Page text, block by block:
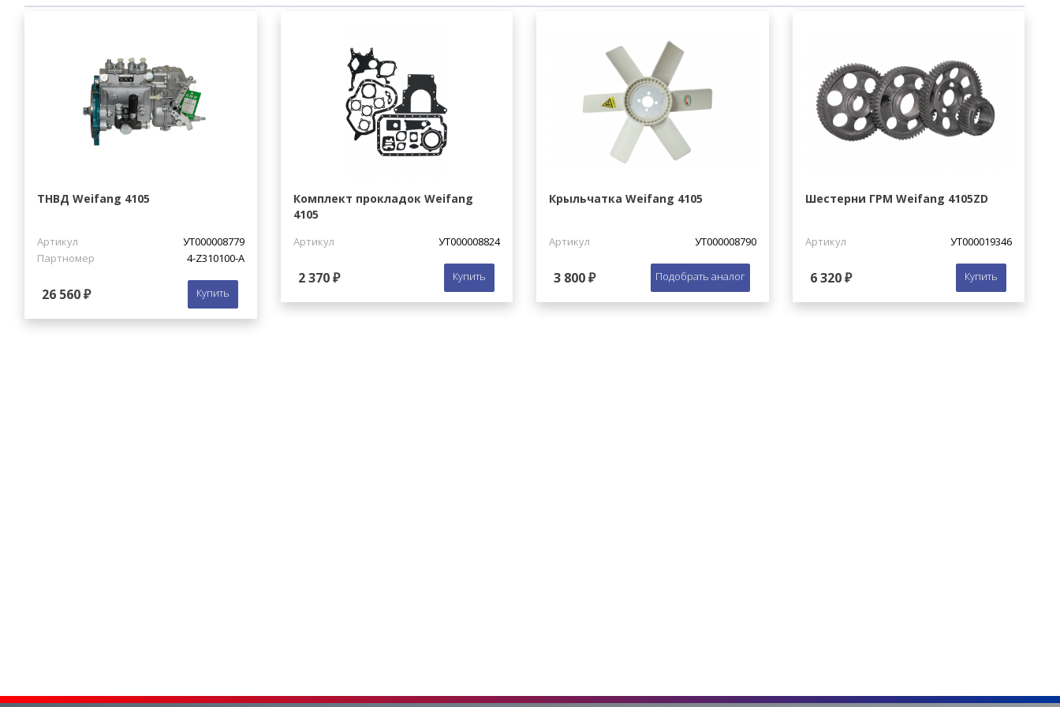
ТНВД Weifang 4105
Артикул
УТ000008779
Партномер
4-Z310100-A
26 560 ₽ Купить
Комплект прокладок Weifang
4105
Артикул УТ000008824
2 370 ₽ Купить
Крыльчатка Weifang 4105
Артикул УТ000008790
3 800 ₽ Подобрать аналог
Шестерни ГРМ Weifang 4105ZD
Артикул УТ000019346
6 320 ₽ Купить